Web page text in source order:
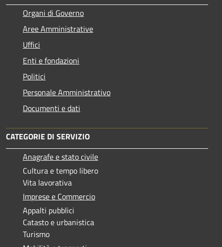
Organi di Governo
Aree Amministrative
Uffici
Enti e fondazioni
Politici
Personale Amministrativo
Documenti e dati
CATEGORIE DI SERVIZIO
Anagrafe e stato civile
Cultura e tempo libero
Vita lavorativa
Imprese e Commercio
Appalti pubblici
Catasto e urbanistica
Turismo